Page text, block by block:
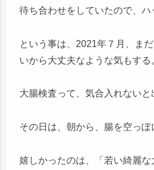
待ち合わせをしていたので、ハ
という事は、2021年７月、ま
いから大丈夫なような気もする
大腸検査って、気合入れないと
その日は、朝から、腸を空っぽ
嬉しかったのは、「若い綺麗